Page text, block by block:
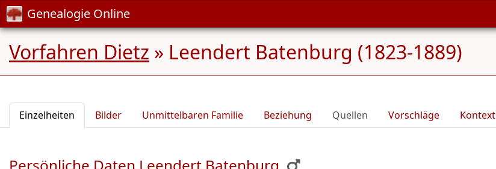
Genealogie Online
Vorfahren Dietz » Leendert Batenburg (1823-1889)
Einzelheiten Bilder Unmittelbaren Familie Beziehung Quellen Vorschläge Kontext